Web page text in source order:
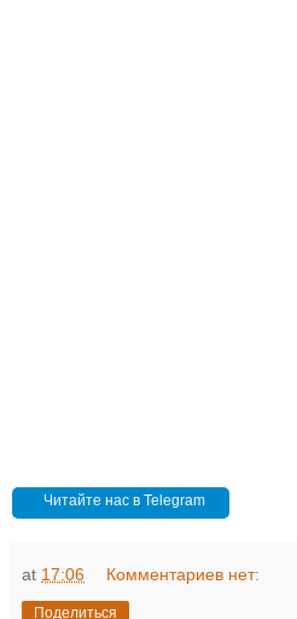
Читайте нас в Telegram
at 17:06 Комментариев нет:
Поделиться